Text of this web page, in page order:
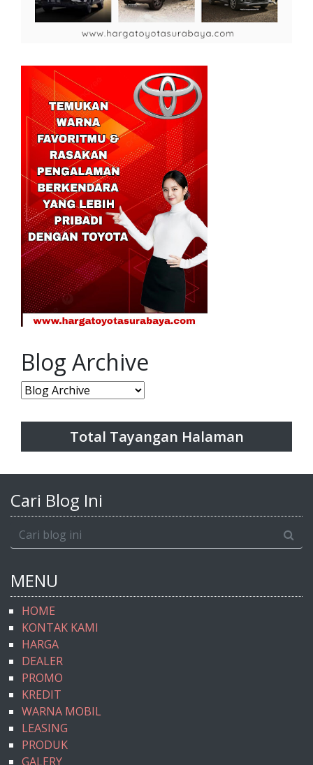
Blog Archive
Total Tayangan Halaman
Cari Blog Ini
MENU
HOME
KONTAK KAMI
HARGA
DEALER
PROMO
KREDIT
WARNA MOBIL
LEASING
PRODUK
GALERY